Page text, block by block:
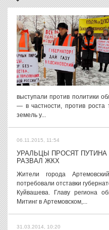
выступали против политики
— в частности, против
земель у...
06.11.2015, 11:54
УРАЛЬЦЫ ПРОСЯТ
РАЗВАЛ ЖКХ
Жители города
потребовали отставки
Куйвашева. Главу региона
Митинг в Артемовском,...
31.03.2014, 10:20